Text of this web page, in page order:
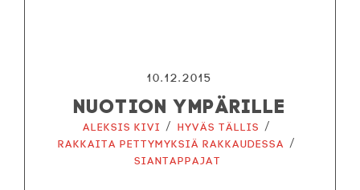
10.12.2015
NUOTION YMPÄRILLE
Aleksis Kivi /Hyväs tällis /
Rakkaita pettymyksiä rakkaudessa /
Siantappajat